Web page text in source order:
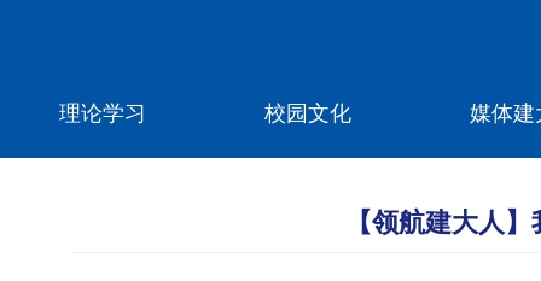
理论学习 校园文化 媒体建
【领航建大人